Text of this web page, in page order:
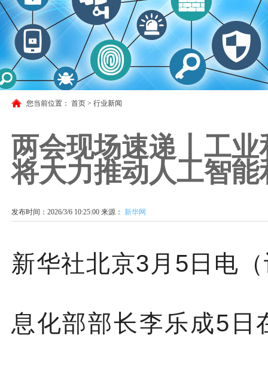
您当前位置： 首页 > 行业新闻
两会现场速递丨工
将大力推动人工智
发布时间：2026/3/6 10:25:00 来源： 新华网
新华社北京3月5日电
息化部部长李乐成5日